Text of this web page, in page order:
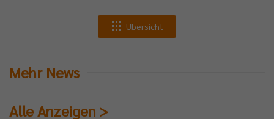
Übersicht
Mehr News
Alle Anzeigen >